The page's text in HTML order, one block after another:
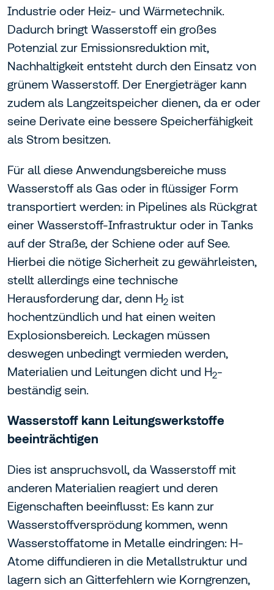
Industrie oder Heiz- und Wärmetechnik.
Dadurch bringt Wasserstoff ein großes
Potenzial zur Emissionsreduktion mit,
Nachhaltigkeit entsteht durch den Einsatz von
grünem Wasserstoff. Der Energieträger kann
zudem als Langzeitspeicher dienen, da er oder
seine Derivate eine bessere Speicherfähigkeit
als Strom besitzen.
Für all diese Anwendungsbereiche muss
Wasserstoff als Gas oder in flüssiger Form
transportiert werden: in Pipelines als Rückgrat
einer Wasserstoff-Infrastruktur oder in Tanks
auf der Straße, der Schiene oder auf See.
Hierbei die nötige Sicherheit zu gewährleisten,
stellt allerdings eine technische
Herausforderung dar, denn H2 ist
hochentzündlich und hat einen weiten
Explosionsbereich. Leckagen müssen
deswegen unbedingt vermieden werden,
Materialien und Leitungen dicht und H2-
beständig sein.
Wasserstoff kann Leitungswerkstoffe
beeinträchtigen
Dies ist anspruchsvoll, da Wasserstoff mit
anderen Materialien reagiert und deren
Eigenschaften beeinflusst: Es kann zur
Wasserstoffversprödung kommen, wenn
Wasserstoffatome in Metalle eindringen: H-
Atome diffundieren in die Metallstruktur und
lagern sich an Gitterfehlern wie Korngrenzen,